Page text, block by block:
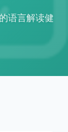
语言解读健